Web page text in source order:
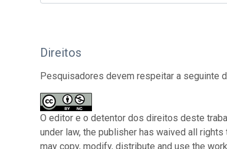
Direitos
Pesquisadores devem respeitar a seguinte
O editor e o detentor dos direitos deste
under law, the publisher has waived all
may copy, modify, distribute and use the